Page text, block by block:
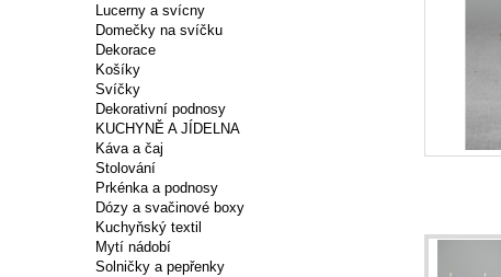
Lucerny a svícny
Domečky na svíčku
Dekorace
Košíky
Svíčky
Dekorativní podnosy
KUCHYNĚ A JÍDELNA
Káva a čaj
Stolování
Prkénka a podnosy
Dózy a svačinové boxy
Kuchyňský textil
Mytí nádobí
Solničky a pepřenky